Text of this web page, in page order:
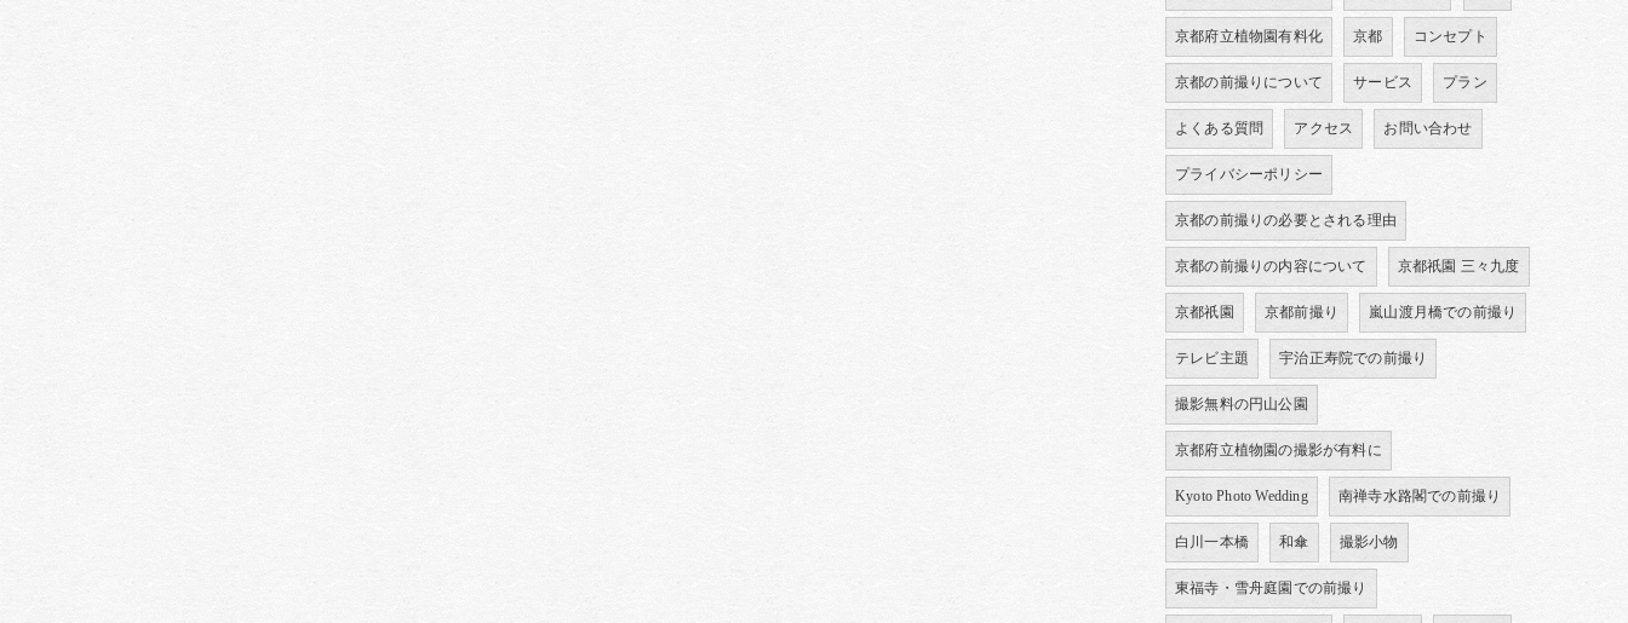
京都府立植物園有料化 京都 コンセプト
京都の前撮りについて サービス プラン
よくある質問 アクセス お問い合わせ
プライバシーポリシー
京都の前撮りの必要とされる理由
京都の前撮りの内容について 京都祇園 三々九度
京都祇園 京都前撮り 嵐山渡月橋での前撮り
テレビ主題 宇治正寿院での前撮り
撮影無料の円山公園
京都府立植物園の撮影が有料に
Kyoto Photo Wedding 南禅寺水路閣での前撮り
白川一本橋 和傘 撮影小物
東福寺・雪舟庭園での前撮り